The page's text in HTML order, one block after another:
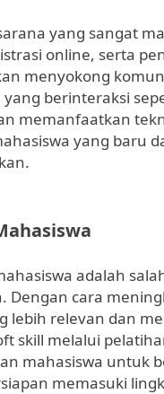
yang sangat
online, serta
menyokong
berinteraksi
memanfaatkan
yang baru
adalah
Dengan cara
lebih relevan dan
skill melalui
mahasiswa untuk
memasuki